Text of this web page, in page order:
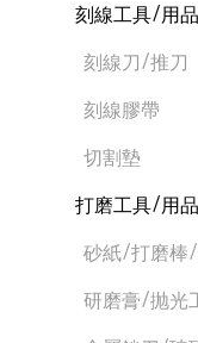
刻線工具/用品
刻線刀/推刀
刻線膠帶
切割墊
打磨工具/用品
砂紙/打磨棒
研磨膏/抛光